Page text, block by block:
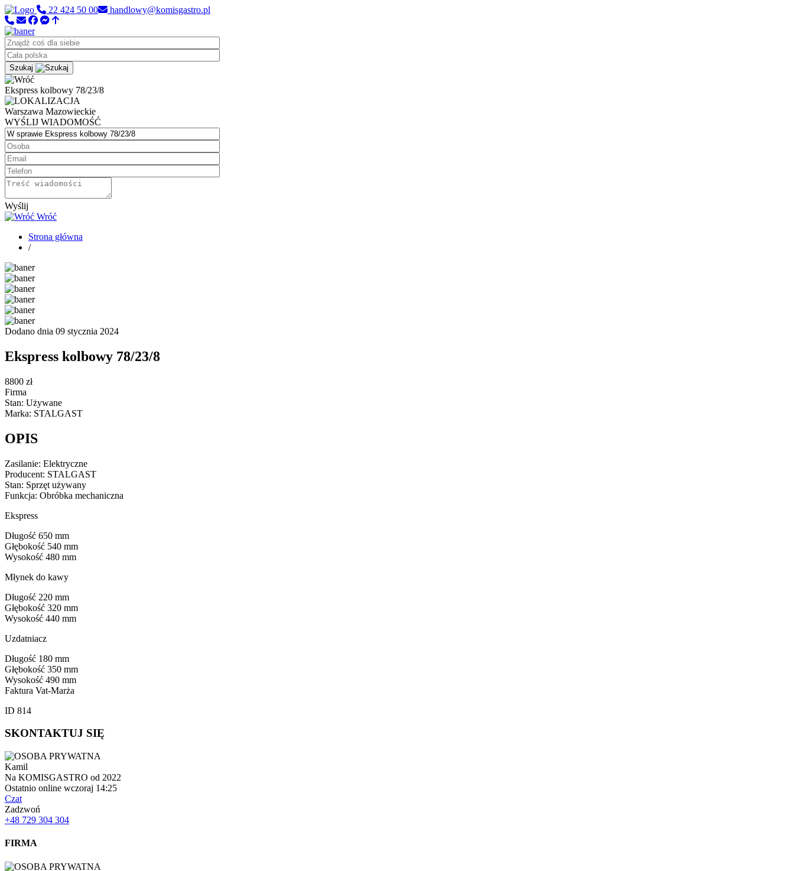
22 424 50 00 handlowy@komisgastro.pl
Szukaj
Ekspress kolbowy 78/23/8
Warszawa Mazowieckie
WYŚLIJ WIADOMOŚĆ
Wyślij
Wróć
Strona główna
/
Dodano dnia 09 stycznia 2024
Ekspress kolbowy 78/23/8
8800 zł
Firma
Stan: Używane
Marka: STALGAST
OPIS
Zasilanie: Elektryczne
Producent: STALGAST
Stan: Sprzęt używany
Funkcja: Obróbka mechaniczna
Ekspress
Długość 650 mm
Głębokość 540 mm
Wysokość 480 mm
Młynek do kawy
Długość 220 mm
Głębokość 320 mm
Wysokość 440 mm
Uzdatniacz
Długość 180 mm
Głębokość 350 mm
Wysokość 490 mm
Faktura Vat-Marża
ID 814
SKONTAKTUJ SIĘ
Kamil
Na KOMISGASTRO od 2022
Ostatnio online wczoraj 14:25
Czat
Zadzwoń
+48 729 304 304
FIRMA